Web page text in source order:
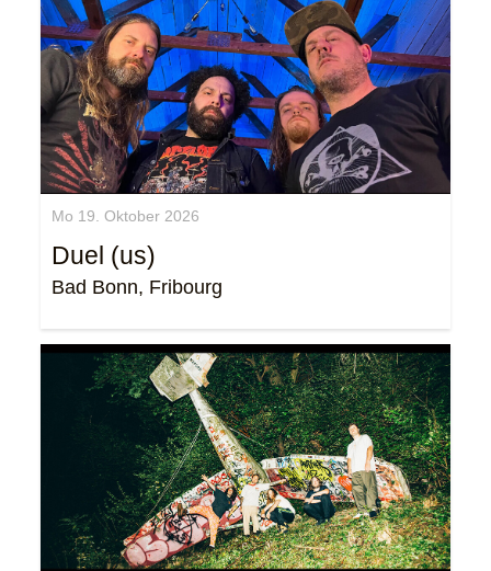
Mo 19. Oktober 2026
Duel (us)
Bad Bonn, Fribourg